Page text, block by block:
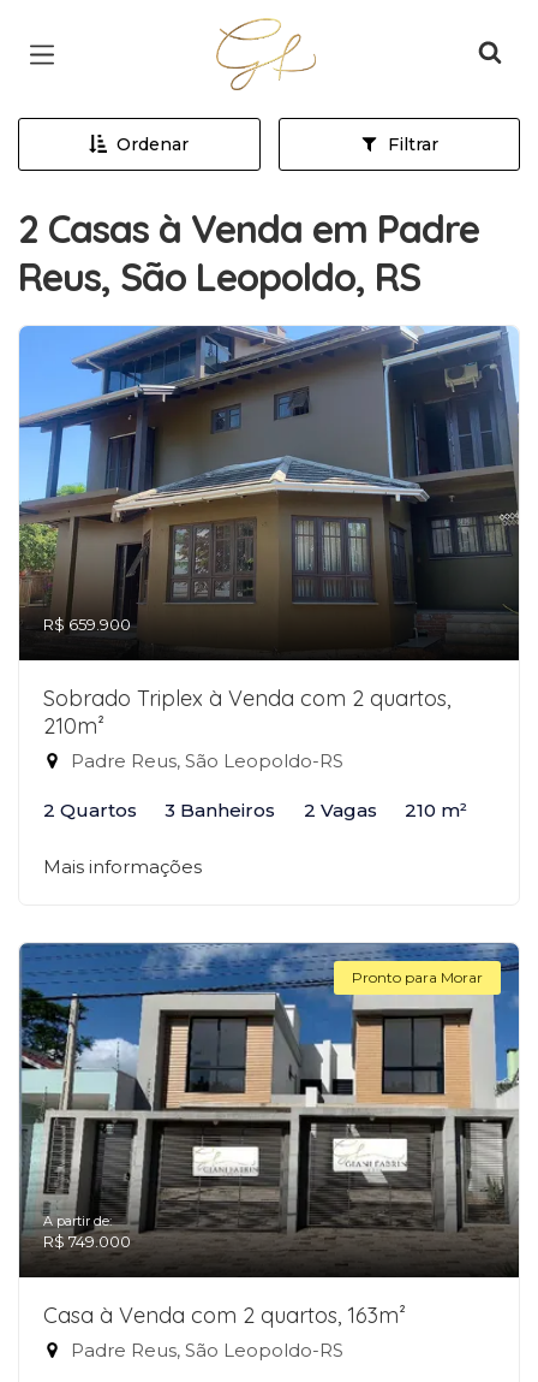
Página inicial
Ordenar Filtrar
2 Casas à Venda em Padre
Reus, São Leopoldo, RS
R$ 659.900
Sobrado Triplex à Venda com 2 quartos,
210m²
Padre Reus, São Leopoldo-RS
2 Quartos 3 Banheiros 2 Vagas 210 m²
Mais informações
Pronto para Morar
A partir de:
R$ 749.000
Casa à Venda com 2 quartos, 163m²
Padre Reus, São Leopoldo-RS